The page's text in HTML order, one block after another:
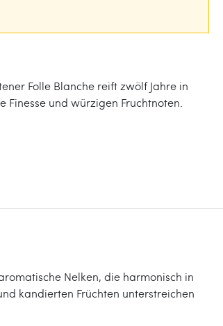
Folle Blanche reift zwölf Jahre in
Finesse und würzigen Fruchtnoten.
Nelken, die harmonisch in
kandierten Früchten unterstreichen